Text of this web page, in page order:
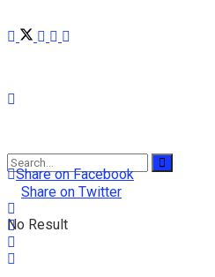
No Result
Share on Facebook
Share on Twitter